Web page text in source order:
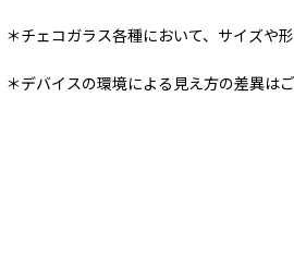
＊チェコガラス各種において、サイズや
＊デバイスの環境による見え方の差異は